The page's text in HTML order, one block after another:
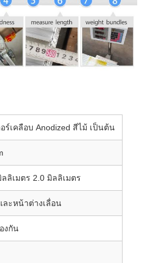
ร์เคลือบ Anodized สีไม้ เป็นต้น
ลลิเมตร 2.0 มิลลิเมตร
ละหน้าต่างเลื่อน
งกัน